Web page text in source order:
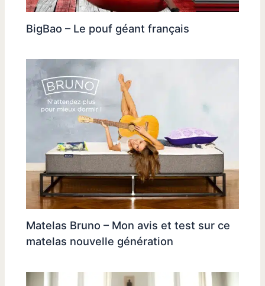
BigBao – Le pouf géant français
Matelas Bruno – Mon avis et test sur ce
matelas nouvelle génération